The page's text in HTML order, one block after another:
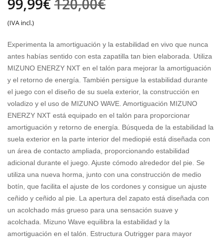
VO
WA
VE
MO
ME
NT
PR
O
MID
VO
TH
DE
120,00€
original
era:
120,00€.
99,99€
actual
es:
99,99€.
(IVA incl.)
Experimenta la amortiguación y la estabilidad en vivo que nunca
antes habías sentido con esta zapatilla tan bien elaborada. Utiliza
MIZUNO ENERZY NXT en el talón para mejorar la amortiguación
y el retorno de energía. También persigue la estabilidad durante
el juego con el diseño de su suela exterior, la construcción en
voladizo y el uso de MIZUNO WAVE. Amortiguación MIZUNO
ENERZY NXT está equipado en el talón para proporcionar
amortiguación y retorno de energía. Búsqueda de la estabilidad la
suela exterior en la parte interior del mediopié está diseñada con
un área de contacto ampliada, proporcionando estabilidad
adicional durante el juego. Ajuste cómodo alrededor del pie. Se
utiliza una nueva horma, junto con una construcción de medio
botín, que facilita el ajuste de los cordones y consigue un ajuste
ceñido y ceñido al pie. La apertura del zapato está diseñada con
un acolchado más grueso para una sensación suave y
acolchada. Mizuno Wave equilibra la estabilidad y la
amortiguación en el talón. Estructura Outrigger para mayor